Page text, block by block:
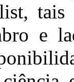
e